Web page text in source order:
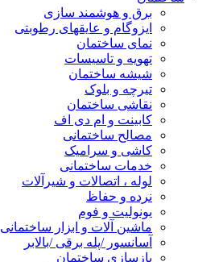
برق و هوشمند سازی
ایزوگام و عایقهای رطوبتی
نمای ساختمان
تهویه و تاسیسات
شیشه ساختمان
تیرچه و بلوک
نقاشی ساختمان
کابینت و ام دی اف
مصالح ساختمانی
کاشی و سرامیک
خدمات ساختمانی
لوله ، اتصالات و شیرآلات
نرده و حفاظ
یونولیت و فوم
ماشین آلات و ابزار ساختمانی
آسانسور /پله برقی /بالابر
بازسازی ساختمان